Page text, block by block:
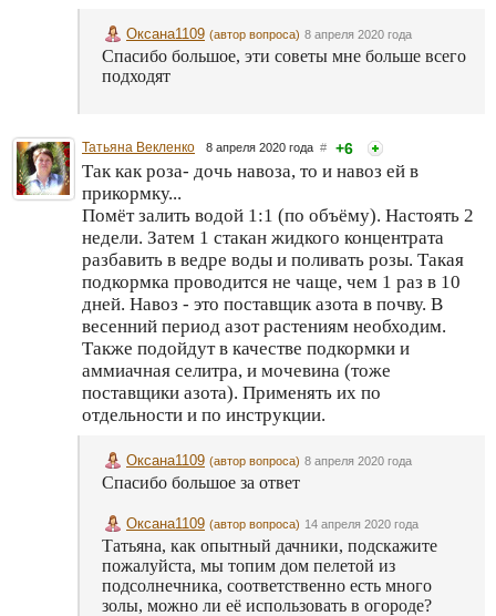
Оксана1109 (автор вопроса) 8 апреля 2020 года
Спасибо большое, эти советы мне больше всего
подходят
Татьяна Векленко 8 апреля 2020 года # +6
Так как роза- дочь навоза, то и навоз ей в
прикормку...
Помёт залить водой 1:1 (по объёму). Настоять 2
недели. Затем 1 стакан жидкого концентрата
разбавить в ведре воды и поливать розы. Такая
подкормка проводится не чаще, чем 1 раз в 10
дней. Навоз - это поставщик азота в почву. В
весенний период азот растениям необходим.
Также подойдут в качестве подкормки и
аммиачная селитра, и мочевина (тоже
поставщики азота). Применять их по
отдельности и по инструкции.
Оксана1109 (автор вопроса) 8 апреля 2020 года
Спасибо большое за ответ
Оксана1109 (автор вопроса) 14 апреля 2020 года
Татьяна, как опытный дачники, подскажите
пожалуйста, мы топим дом пелетой из
подсолнечника, соответственно есть много
золы, можно ли её использовать в огороде?